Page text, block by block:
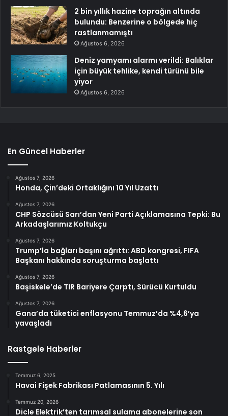
2 bin yıllık hazine toprağın altında
bulundu: Benzerine o bölgede hiç
rastlanmamıştı
Ağustos 6, 2026
Deniz yamyamı alarmı verildi: Balıklar
için büyük tehlike, kendi türünü bile
yiyor
Ağustos 6, 2026
En Güncel Haberler
Ağustos 7, 2026
Honda, Çin’deki Ortaklığını 10 Yıl Uzattı
Ağustos 7, 2026
CHP Sözcüsü Sarı’dan Yeni Parti Açıklamasına Tepki: Bu
Arkadaşlarımız Koltukçu
Ağustos 7, 2026
Trump’la bağları başını ağrıttı: ABD kongresi, FIFA
Başkanı hakkında soruşturma başlattı
Ağustos 7, 2026
Başiskele’de TIR Bariyere Çarptı, Sürücü Kurtuldu
Ağustos 7, 2026
Gana’da tüketici enflasyonu Temmuz’da %4,6’ya
yavaşladı
Rastgele Haberler
Temmuz 6, 2025
Havai Fişek Fabrikası Patlamasının 5. Yılı
Temmuz 20, 2026
Dicle Elektrik’ten tarımsal sulama abonelerine son